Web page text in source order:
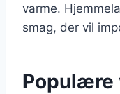
varme.
smag, der vil
Populære